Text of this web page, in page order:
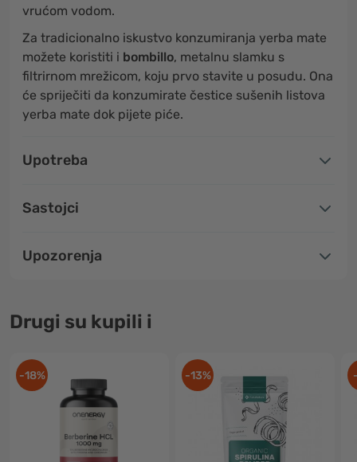
vrućom vodom.
Za tradicionalno iskustvo konzumiranja yerba mate
možete koristiti i bombillo, metalnu slamku s
filtrirnom mrežicom, koju prvo stavite u posudu. Ona
će spriječiti da konzumirate čestice sušenih listova
yerba mate dok pijete piće.
Upotreba
Sastojci
Upozorenja
Drugi su kupili i
-18% -13%